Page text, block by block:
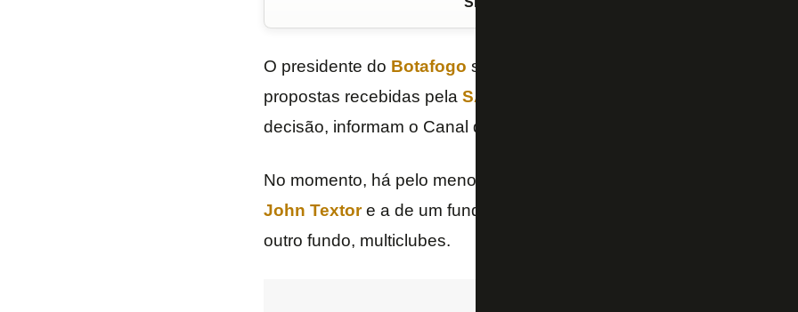
O presidente do Botafogo social,
propostas recebidas pela SAF
decisão, informam o Canal do Anderson Motta e o Canal do Manel.
No momento, há pelo menos três ofertas na mesa: a da
John Textore a de um fundo de investimentos do Texas. Há ainda o
outro fundo, multiclubes.